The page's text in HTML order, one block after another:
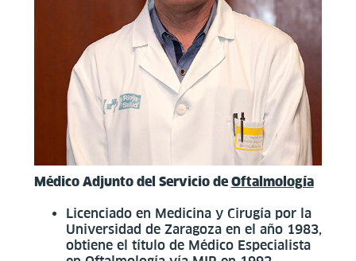
Médico Adjunto del Servicio de Oftalmología
Licenciado en Medicina y Cirugía por la
Universidad de Zaragoza en el año 1983,
obtiene el título de Médico Especialista